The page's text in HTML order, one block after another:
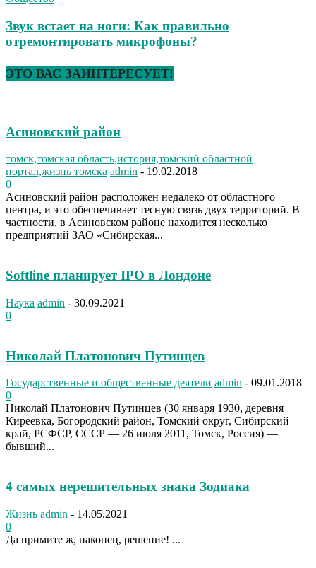
Звук встает на ноги: Как правильно
отремонтировать микрофоны?
ЭТО ВАС ЗАИНТЕРЕСУЕТ!
Асиновский район
томск,томская область,история,томский областной
портал,жизнь томска admin - 19.02.2018
0
Асиновский район расположен недалеко от областного
центра, и это обеспечивает тесную связь двух территорий. В
частности, в Асиновском районе находится несколько
предприятий ЗАО «Сибирская...
Softline планирует IPO в Лондоне
Наука admin - 30.09.2021
0
Николай Платонович Путинцев
Государственные и общественные деятели admin - 09.01.2018
0
Николай Платонович Путинцев (30 января 1930, деревня
Киреевка, Богородский район, Томский округ, Сибирский
край, РСФСР, СССР — 26 июля 2011, Томск, Россия) —
бывший...
4 самых нерешительных знака Зодиака
Жизнь admin - 14.05.2021
0
Да примите ж, наконец, решение! ...